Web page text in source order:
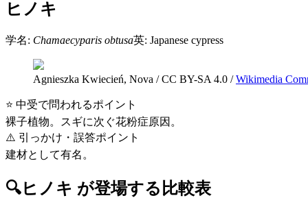
ヒノキ
学名: Chamaecyparis obtusa英: Japanese cypress
Agnieszka Kwiecień, Nova /CC BY-SA 4.0 / Wikimedia
⭐ 中受で問われるポイント
裸子植物。スギに次ぐ花粉症原因。
⚠️ 引っかけ・誤答ポイント
建材として有名。
🔍ヒノキ が登場する比較表